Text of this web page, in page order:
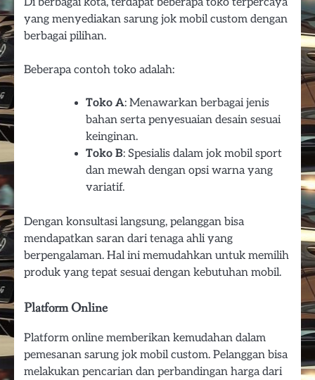
yang menyediakan sarung jok mobil custom dengan
berbagai pilihan.
Beberapa contoh toko adalah:
Toko A: Menawarkan berbagai jenis
bahan serta penyesuaian desain sesuai
keinginan.
Toko B: Spesialis dalam jok mobil sport
dan mewah dengan opsi warna yang
variatif.
Dengan konsultasi langsung, pelanggan bisa
mendapatkan saran dari tenaga ahli yang
berpengalaman. Hal ini memudahkan untuk memilih
produk yang tepat sesuai dengan kebutuhan mobil.
Platform Online
Platform online memberikan kemudahan dalam
pemesanan sarung jok mobil custom. Pelanggan bisa
melakukan pencarian dan perbandingan harga dari